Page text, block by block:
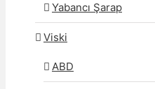
Yabancı Şarap
Viski
ABD